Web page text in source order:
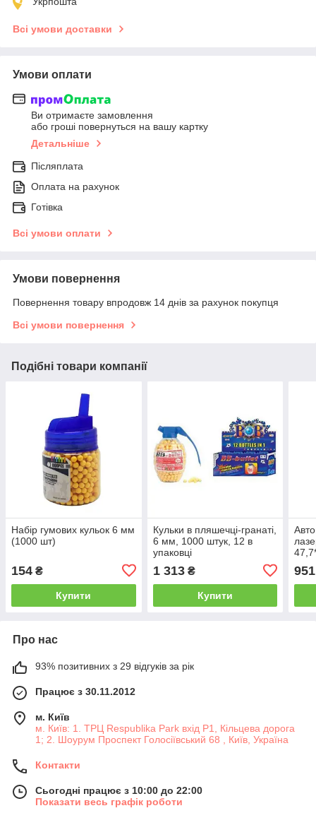
Всі умови доставки
Умови оплати
Ви отримаєте замовлення
або гроші повернуться на вашу картку
Детальніше
Післяплата
Оплата на рахунок
Готівка
Всі умови оплати
Умови повернення
Повернення товару впродовж 14 днів за рахунок покупця
Всі умови повернення
Подібні товари компанії
Набір гумових кульок 6 мм
(1000 шт)
154 ₴
Купити
Кульки в пляшечці-гранаті,
6 мм, 1000 штук, 12 в
упаковці
1 313₴
Купити
951
Про нас
93% позитивних з 29 відгуків за рік
Працює з 30.11.2012
м. Київ
м. Київ: 1. ТРЦ Respublika Park вхід P1, Кільцева дорога
1; 2. Шоурум Проспект Голосіївський 68 , Київ, Україна
Контакти
Сьогодні працює з 10:00 до 22:00
Показати весь графік роботи